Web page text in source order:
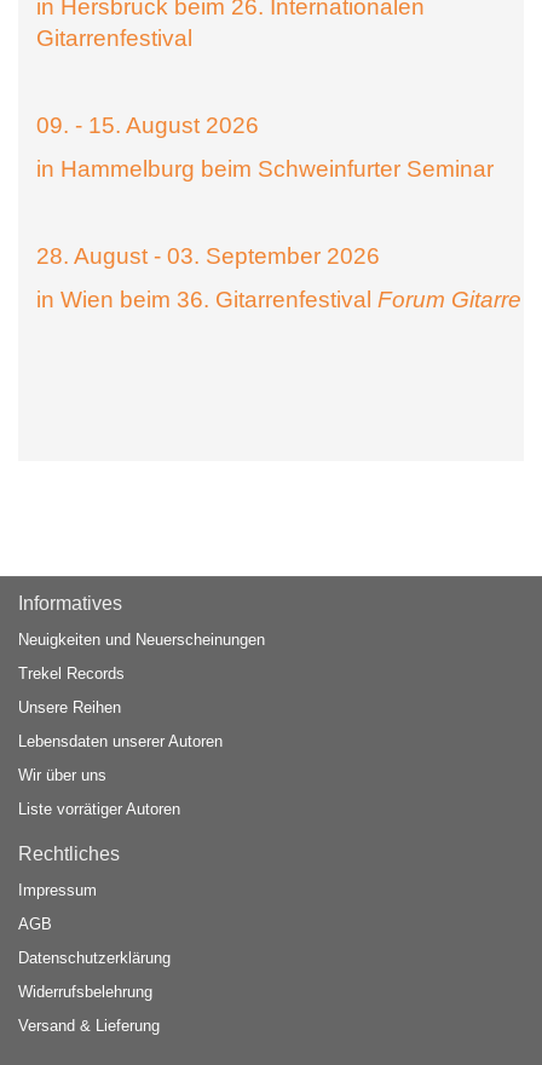
in Hersbruck beim 26. Internationalen
Gitarrenfestival
09. - 15. August 2026
in Hammelburg beim Schweinfurter Seminar
28. August - 03. September 2026
in Wien beim 36. Gitarrenfestival Forum Gitarre
Informatives
Neuigkeiten und Neuerscheinungen
Trekel Records
Unsere Reihen
Lebensdaten unserer Autoren
Wir über uns
Liste vorrätiger Autoren
Rechtliches
Impressum
AGB
Datenschutzerklärung
Widerrufsbelehrung
Versand & Lieferung